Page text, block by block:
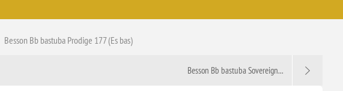
Besson Bb bastuba Prodige 177 (Es bas)
Besson Bb bastuba Sovereign...